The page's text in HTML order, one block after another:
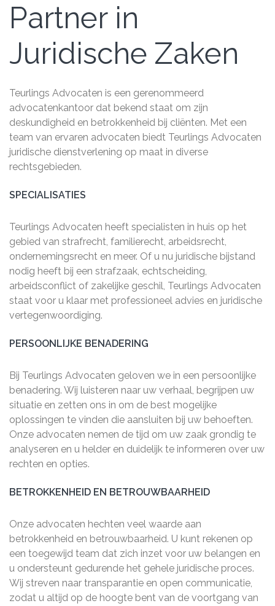
Partner in
Juridische Zaken
Teurlings Advocaten is een gerenommeerd
advocatenkantoor dat bekend staat om zijn
deskundigheid en betrokkenheid bij cliënten. Met een
team van ervaren advocaten biedt Teurlings Advocaten
juridische dienstverlening op maat in diverse
rechtsgebieden.
SPECIALISATIES
Teurlings Advocaten heeft specialisten in huis op het
gebied van strafrecht, familierecht, arbeidsrecht,
ondernemingsrecht en meer. Of u nu juridische bijstand
nodig heeft bij een strafzaak, echtscheiding,
arbeidsconflict of zakelijke geschil, Teurlings Advocaten
staat voor u klaar met professioneel advies en juridische
vertegenwoordiging.
PERSOONLIJKE BENADERING
Bij Teurlings Advocaten geloven we in een persoonlijke
benadering. Wij luisteren naar uw verhaal, begrijpen uw
situatie en zetten ons in om de best mogelijke
oplossingen te vinden die aansluiten bij uw behoeften.
Onze advocaten nemen de tijd om uw zaak grondig te
analyseren en u helder en duidelijk te informeren over uw
rechten en opties.
BETROKKENHEID EN BETROUWBAARHEID
Onze advocaten hechten veel waarde aan
betrokkenheid en betrouwbaarheid. U kunt rekenen op
een toegewijd team dat zich inzet voor uw belangen en
u ondersteunt gedurende het gehele juridische proces.
Wij streven naar transparantie en open communicatie,
zodat u altijd op de hoogte bent van de voortgang van